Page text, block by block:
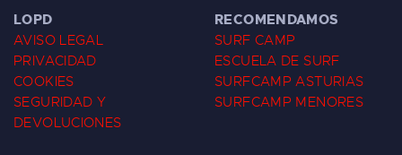
LOPD
AVISO LEGAL
PRIVACIDAD
COOKIES
SEGURIDAD Y
DEVOLUCIONES
RECOMENDAMOS
SURF CAMP
ESCUELA DE SURF
SURFCAMP ASTURIAS
SURFCAMP MENORES